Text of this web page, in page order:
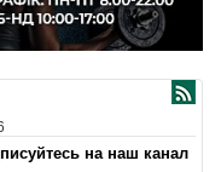
на наш канал